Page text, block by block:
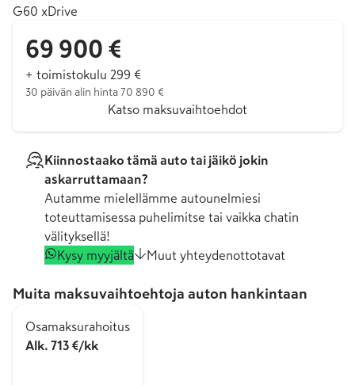
G60 xDrive
69 900 €
+ toimistokulu 299 €
30 päivän alin hinta 70 890 €
Katso maksuvaihtoehdot
Kiinnostaako tämä auto tai jäikö jokin
askarruttamaan?
Autamme mielellämme autounelmiesi
toteuttamisessa puhelimitse tai vaikka chatin
välityksellä!
Kysy myyjältä
Muut yhteydenottotavat
Muita maksuvaihtoehtoja auton hankintaan
Osamaksurahoitus
Alk. 713 €/kk